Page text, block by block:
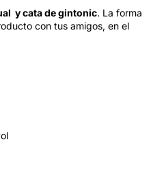
y cata de gintonic. La forma
con tus amigos, en el